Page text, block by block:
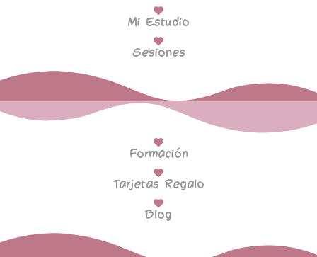
Mi Estudio
Sesiones
Formación
Tarjetas Regalo
Blog